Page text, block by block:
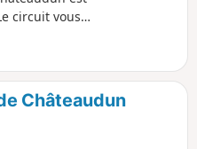
circuit vous
Martin du
Châteaudun